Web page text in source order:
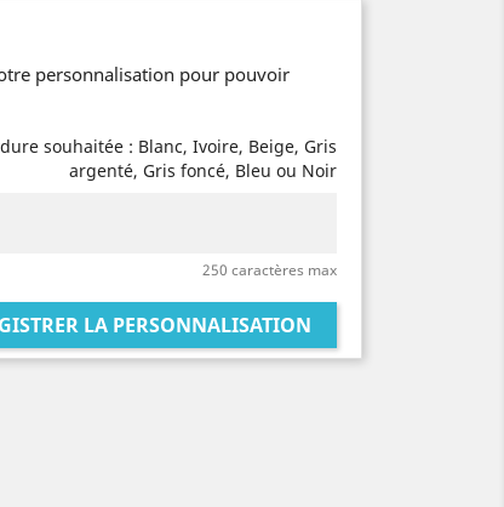
personnalisation pour pouvoir
souhaitée : Blanc, Ivoire, Beige, Gris
argenté, Gris foncé, Bleu ou Noir
250 caractères max
LA PERSONNALISATION